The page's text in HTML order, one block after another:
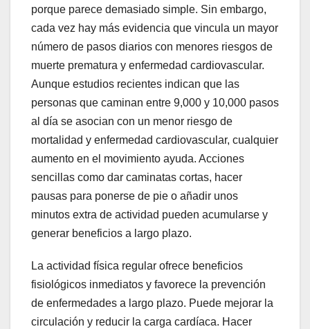
porque parece demasiado simple. Sin embargo,
cada vez hay más evidencia que vincula un mayor
número de pasos diarios con menores riesgos de
muerte prematura y enfermedad cardiovascular.
Aunque estudios recientes indican que las
personas que caminan entre 9,000 y 10,000 pasos
al día se asocian con un menor riesgo de
mortalidad y enfermedad cardiovascular, cualquier
aumento en el movimiento ayuda. Acciones
sencillas como dar caminatas cortas, hacer
pausas para ponerse de pie o añadir unos
minutos extra de actividad pueden acumularse y
generar beneficios a largo plazo.
La actividad física regular ofrece beneficios
fisiológicos inmediatos y favorece la prevención
de enfermedades a largo plazo. Puede mejorar la
circulación y reducir la carga cardíaca. Hacer